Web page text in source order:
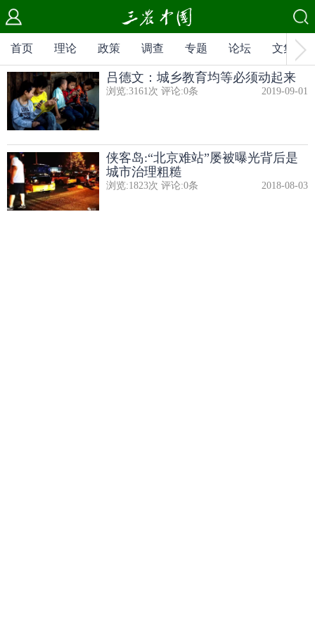
首页 理论 政策 调查 专题 论坛 文集
当前位置：$GuideFidStr
吕德文：城乡教育均等必须动起来
浏览:3161次 评论:0条 2019-09-01
侠客岛:“北京难站”屡被曝光背后是
城市治理粗糙
浏览:1823次 评论:0条 2018-08-03